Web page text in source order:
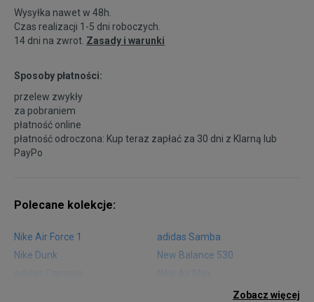
Wysyłka nawet w 48h.
Czas realizacji 1-5 dni roboczych.
14 dni na zwrot. Zasady i warunki
Sposoby płatności:
przelew zwykły
za pobraniem
płatność online
płatność odroczona: Kup teraz zapłać za 30 dni z Klarną lub
PayPo
Polecane kolekcje:
Nike Air Force 1
adidas Samba
Nike Dunk
New Balance 530
Zobacz więcej